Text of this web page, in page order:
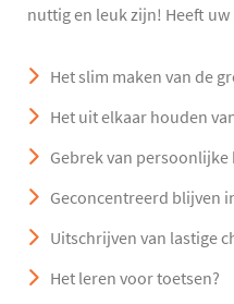
nuttig en leuk zijn! Heeft
Het slim maken van de
Het uit elkaar houden
Gebrek van persoonlijke
Geconcentreerd blijven
Uitschrijven van lastige
Het leren voor toetsen?